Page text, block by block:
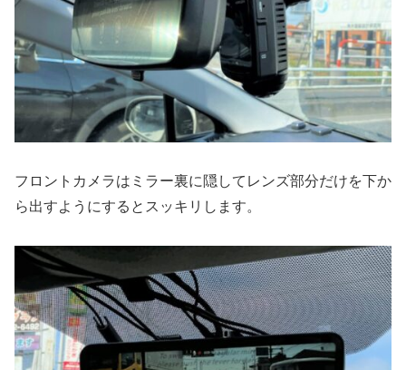
フロントカメラはミラー裏に隠してレンズ部分だけを下か
ら出すようにするとスッキリします。